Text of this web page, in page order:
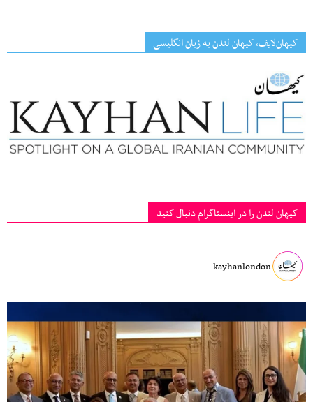
کیهان‌لایف، کیهان لندن به زبان انگلیسی
کیهان لندن را در اینستاگرام دنبال کنید
kayhanlondon